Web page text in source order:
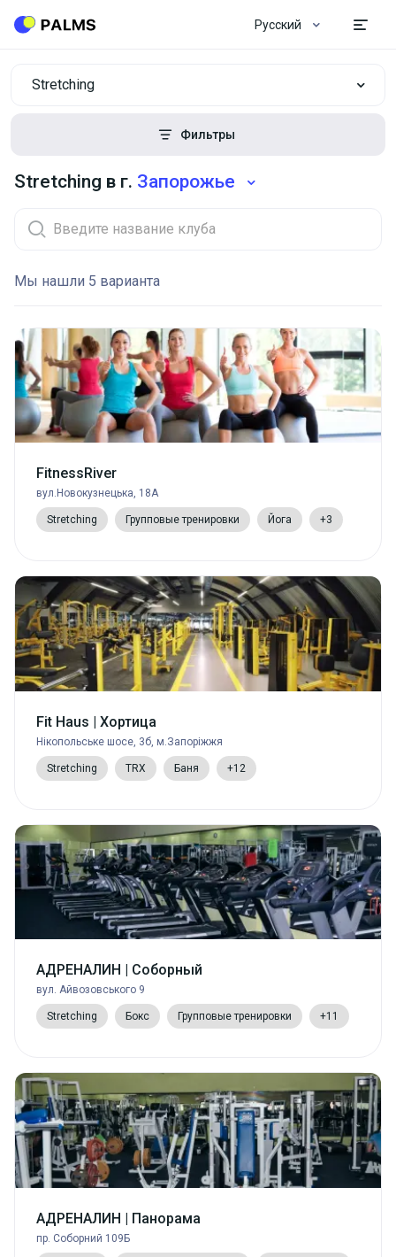
Русский
Stretching
Фильтры
Stretching в г. Запорожье
Мы нашли 5 варианта
FitnessRiver
вул.Новокузнецька, 18А
Stretching Групповые тренировки Йога +3
Fit Haus | Хортица
Нікопольське шосе, 3б, м.Запоріжжя
Stretching TRX Баня +12
АДРЕНАЛИН | Соборный
вул. Айвозовського 9
Stretching Бокс Групповые тренировки +11
АДРЕНАЛИН | Панорама
пр. Соборний 109Б